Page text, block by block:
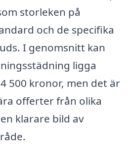
storleken på
och de specifika
I genomsnitt kan
ligga
500 kronor, men det är
offerter från olika
klarare bild av